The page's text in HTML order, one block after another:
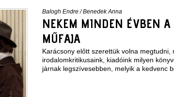
Balogh Endre/Benedek Anna
NEKEM MINDEN ÉVBEN
MŰFAJA
Karácsony előtt szerettük volna megtudni,
irodalomkritikusaink, kiadóink milyen
járnak legszívesebben, melyik a kedvenc